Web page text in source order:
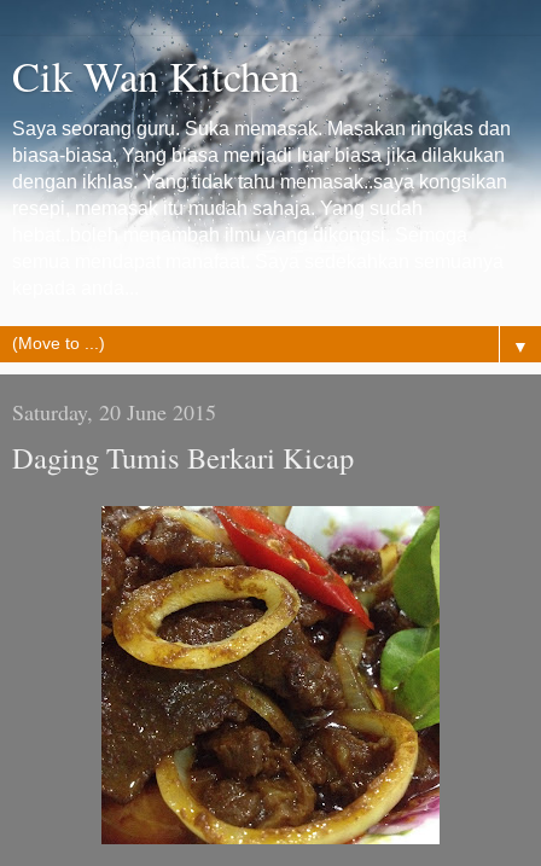
Cik Wan Kitchen
Saya seorang guru. Suka memasak. Masakan ringkas dan
biasa-biasa. Yang biasa menjadi luar biasa jika dilakukan
dengan ikhlas. Yang tidak tahu memasak..saya kongsikan
resepi, memasak itu mudah sahaja. Yang sudah
hebat..boleh menambah ilmu yang dikongsi. Semoga
▼
Saturday, 20 June 2015
Daging Tumis Berkari Kicap